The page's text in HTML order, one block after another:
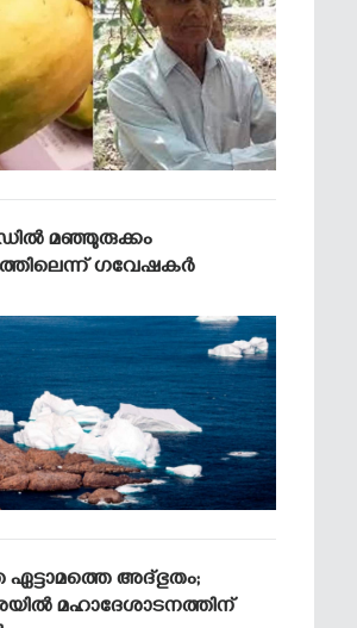
മഞ്ഞുരുക്കം
ഗവേഷകര്‍
അദ്ഭുതം;
മഹാദേശാടനത്തിന്